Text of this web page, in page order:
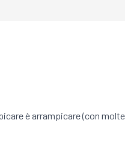
è arrampicare (con